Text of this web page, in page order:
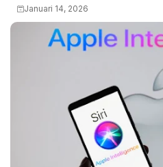
Januari 14, 2026